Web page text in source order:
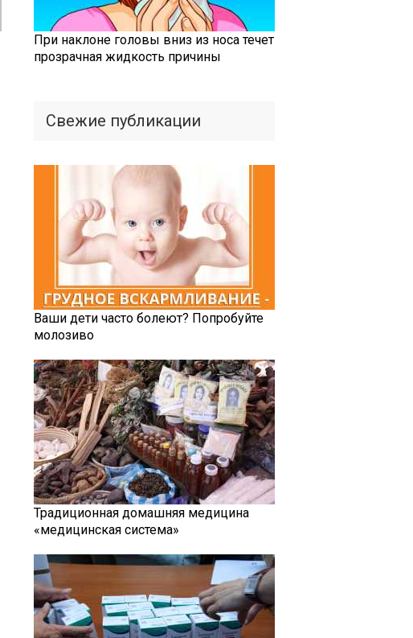
При наклоне головы вниз из носа течет
прозрачная жидкость причины
Свежие публикации
Ваши дети часто болеют? Попробуйте
молозиво
Традиционная домашняя медицина
«медицинская система»